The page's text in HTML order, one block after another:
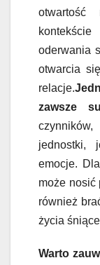
oderwania
otwarcia
relacje.
zawsze
jednostki,
emocje.
może nosić
również
życia
Warto